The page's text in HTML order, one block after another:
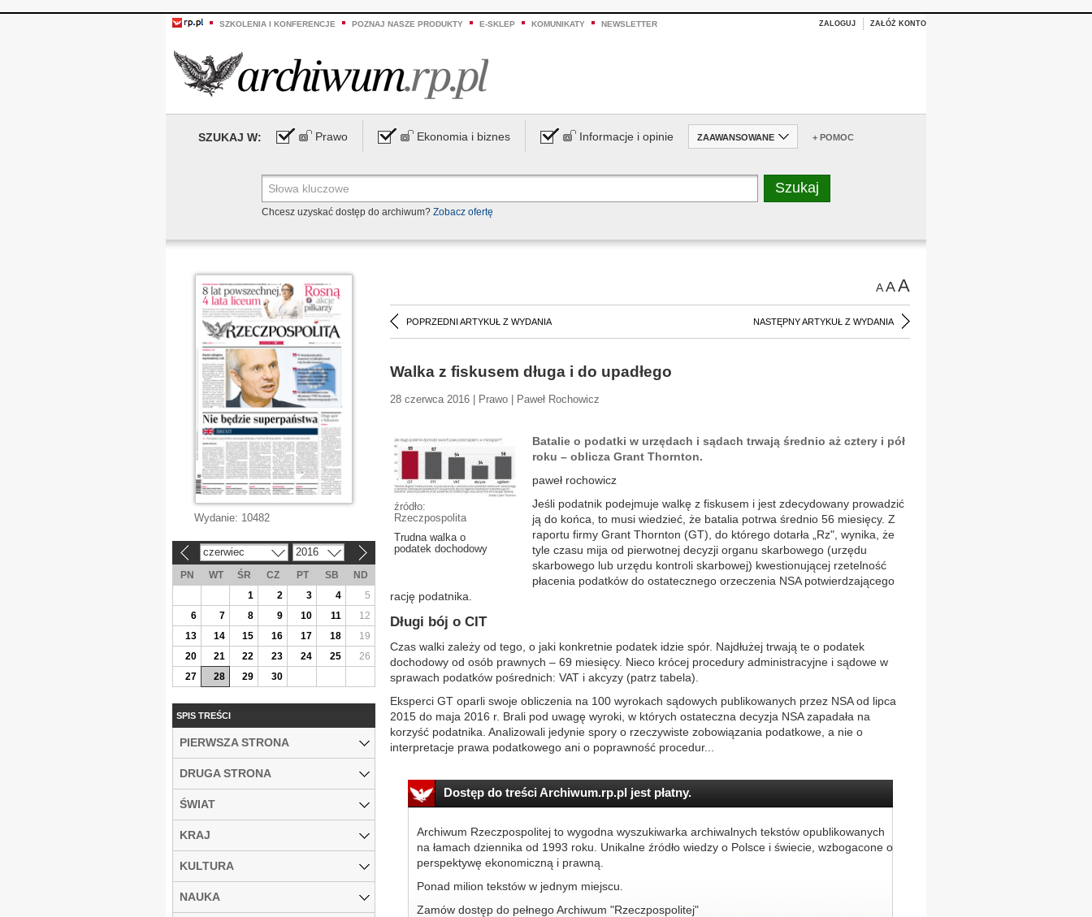
SZKOLENIA I KONFERENCJE POZNAJ NASZE PRODUKTY E-SKLEP KOMUNIKATY NEWSLETTER ZALOGUJ ZAŁÓŻ KONTO
SZUKAJ W: Prawo Ekonomia i biznes Informacje i opinie ZAAWANSOWANE + POMOC
Chcesz uzyskać dostęp do archiwum? Zobacz ofertę
AAA
POPRZEDNI ARTYKUŁ Z WYDANIA NASTĘPNY ARTYKUŁ Z WYDANIA
Walka z fiskusem długa i do upadłego
28 czerwca 2016 | Prawo | Paweł Rochowicz
źródło:
Rzeczpospolita
Trudna walka o
podatek dochodowy
Batalie o podatki w urzędach i sądach trwają średnio aż cztery i pół
roku – oblicza Grant Thornton.
paweł rochowicz
Jeśli podatnik podejmuje walkę z fiskusem i jest zdecydowany prowadzić
ją do końca, to musi wiedzieć, że batalia potrwa średnio 56 miesięcy. Z
raportu firmy Grant Thornton (GT), do którego dotarła „Rz", wynika, że
tyle czasu mija od pierwotnej decyzji organu skarbowego (urzędu
skarbowego lub urzędu kontroli skarbowej) kwestionującej rzetelność
płacenia podatków do ostatecznego orzeczenia NSA potwierdzającego
rację podatnika.
Długi bój o CIT
Czas walki zależy od tego, o jaki konkretnie podatek idzie spór. Najdłużej trwają te o podatek
dochodowy od osób prawnych – 69 miesięcy. Nieco krócej procedury administracyjne i sądowe w
sprawach podatków pośrednich: VAT i akcyzy (patrz tabela).
Eksperci GT oparli swoje obliczenia na 100 wyrokach sądowych publikowanych przez NSA od lipca
2015 do maja 2016 r. Brali pod uwagę wyroki, w których ostateczna decyzja NSA zapadała na
korzyść podatnika. Analizowali jedynie spory o rzeczywiste zobowiązania podatkowe, a nie o
interpretacje prawa podatkowego ani o poprawność procedur...
Dostęp do treści Archiwum.rp.pl jest płatny.
Archiwum Rzeczpospolitej to wygodna wyszukiwarka archiwalnych tekstów opublikowanych
na łamach dziennika od 1993 roku. Unikalne źródło wiedzy o Polsce i świecie, wzbogacone o
perspektywę ekonomiczną i prawną.
Ponad milion tekstów w jednym miejscu.
Zamów dostęp do pełnego Archiwum "Rzeczpospolitej"
Wydanie: 10482
czerwiec 2016
PN WT ŚR CZ PT SB
ND
1
2 3 4
5
6
7 8 9 10 11
12
13
14 15 16 17 18
19
20
21 22 23 24 25
26
27
28 29 30
SPIS TREŚCI
PIERWSZA STRONA
DRUGA STRONA
ŚWIAT
KRAJ
KULTURA
NAUKA